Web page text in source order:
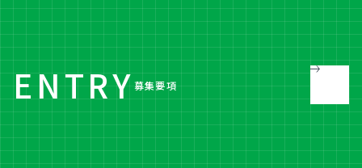
ENTRY募集要項
文系理系比率